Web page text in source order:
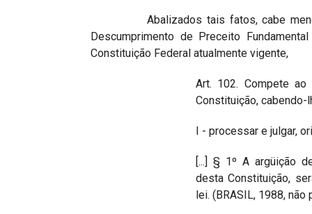
Abalizados tais fatos, cabe
Descumprimento de Preceito
Constituição Federal atualmente vigente,
Art. 102. Compete ao
Constituição, cabendo-
I - processar e julgar,
[...] § 1º A argüição
desta Constituição,
lei. (BRASIL, 1988,